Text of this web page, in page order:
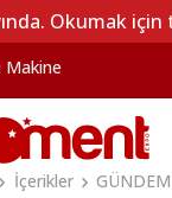
Okumak için
Makine
İçerikler GÜNDEM